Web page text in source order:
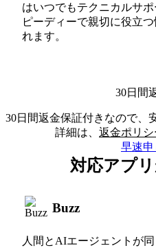
はいつでもテクニカルサ
ピーディーで親切に役立
れます。
30日間
30日間返金保証付きなので、
詳細は、 返金ポリシ
早速
対応アプ
Buzz
人間とAIエージェントが